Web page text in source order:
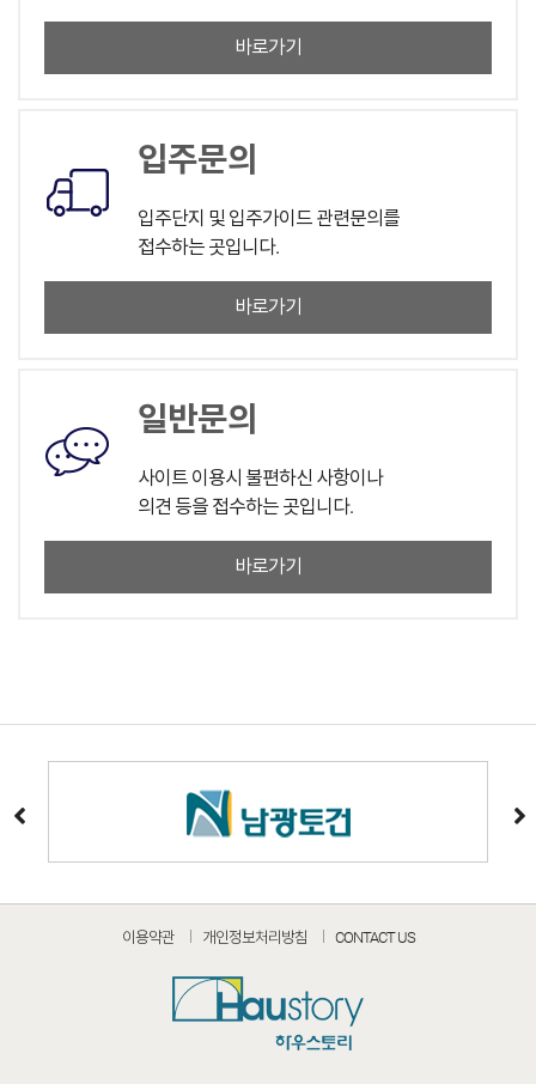
바로가기
입주문의
입주단지 및 입주가이드 관련문의를
접수하는 곳입니다.
바로가기
일반문의
사이트 이용시 불편하신 사항이나
의견 등을 접수하는 곳입니다.
바로가기
이용약관 개인정보처리방침 CONTACT US